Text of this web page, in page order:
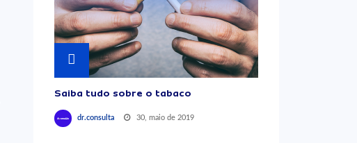
Saiba tudo sobre o tabaco
dr.consulta 30, maio de 2019